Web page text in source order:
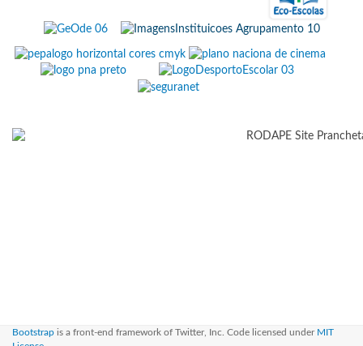
Bootstrap is a front-end framework of Twitter, Inc. Code licensed under MIT